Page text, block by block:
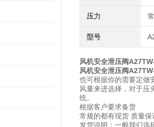
压力
型号
风机安全泄压阀
风机安全泄压阀
也可根据你的需要定做
风量来进选择，对于
统。
根据客户要求备货
常规的都有现货 质量
发货说明：一般我们选